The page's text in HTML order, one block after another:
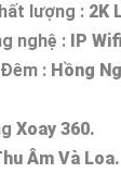
lượng : 2K
nghệ :
IP
: Hồng
Xoay 360.
Âm Và Loa.